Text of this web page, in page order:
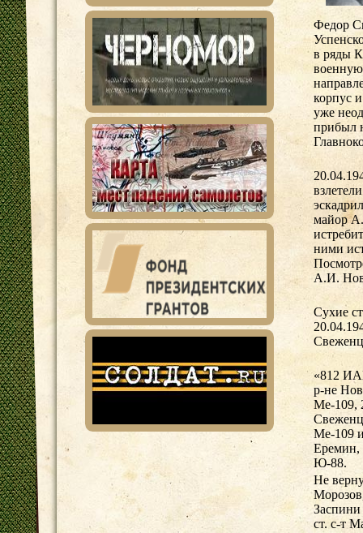
Федор
в ряды
корпус
уже
прибыл
майор
ними
А.И.
Сухие
«812
р-не
Ме-109,
Ме-109
Еремин,
Ю-88.
Не
ст. с-т